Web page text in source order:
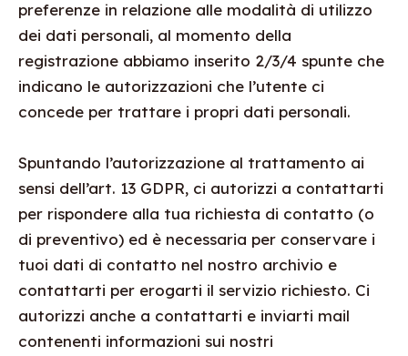
preferenze in relazione alle modalità di utilizzo
dei dati personali, al momento della
registrazione abbiamo inserito 2/3/4 spunte che
indicano le autorizzazioni che l’utente ci
concede per trattare i propri dati personali.
Spuntando l’autorizzazione al trattamento ai
sensi dell’art. 13 GDPR, ci autorizzi a contattarti
per rispondere alla tua richiesta di contatto (o
di preventivo) ed è necessaria per conservare i
tuoi dati di contatto nel nostro archivio e
contattarti per erogarti il servizio richiesto. Ci
autorizzi anche a contattarti e inviarti mail
contenenti informazioni sui nostri